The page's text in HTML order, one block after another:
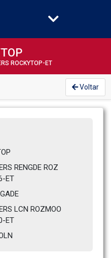
ROCKYTOP-ET
Voltar
RENGDE ROZ
ET
LCN ROZMOO
ET